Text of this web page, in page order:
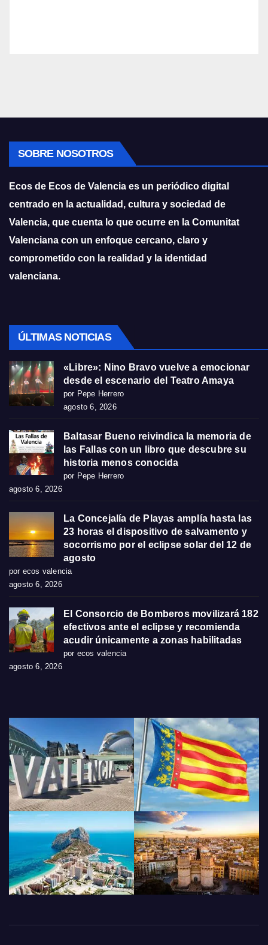
SOBRE NOSOTROS
Ecos de Ecos de Valencia es un periódico digital
centrado en la actualidad, cultura y sociedad de
Valencia, que cuenta lo que ocurre en la Comunitat
Valenciana con un enfoque cercano, claro y
comprometido con la realidad y la identidad
valenciana.
ÚLTIMAS NOTICIAS
«Libre»: Nino Bravo vuelve a emocionar
desde el escenario del Teatro Amaya
por Pepe Herrero
agosto 6, 2026
Baltasar Bueno reivindica la memoria de
las Fallas con un libro que descubre su
historia menos conocida
por Pepe Herrero
agosto 6, 2026
La Concejalía de Playas amplía hasta las
23 horas el dispositivo de salvamento y
socorrismo por el eclipse solar del 12 de
agosto
por ecos valencia
agosto 6, 2026
El Consorcio de Bomberos movilizará 182
efectivos ante el eclipse y recomienda
acudir únicamente a zonas habilitadas
por ecos valencia
agosto 6, 2026